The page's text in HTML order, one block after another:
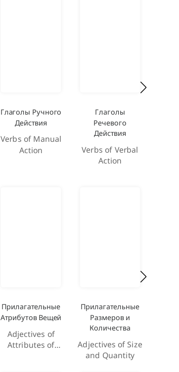
Глаголы Ручного
Действия
Verbs of Manual
Action
Глаголы
Речевого
Действия
Verbs of Verbal
Action
Прилагательные
Атрибутов Вещей
Adjectives of
Attributes of
Прилагательные
Размеров и
Количества
Adjectives of Size
and Quantity